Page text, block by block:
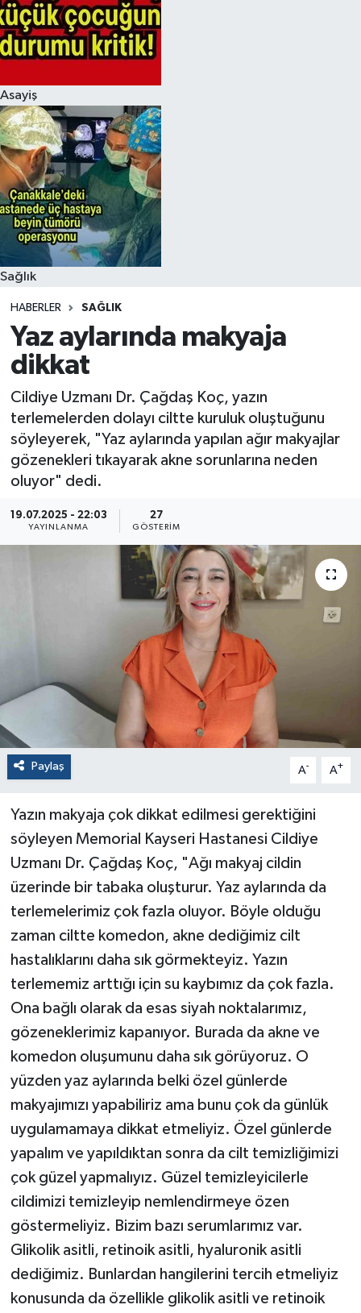
Asayiş
Sağlık
HABERLER SAĞLIK
Yaz aylarında makyaja
dikkat
Cildiye Uzmanı Dr. Çağdaş Koç, yazın
terlemelerden dolayı ciltte kuruluk oluştuğunu
söyleyerek, "Yaz aylarında yapılan ağır makyajlar
gözenekleri tıkayarak akne sorunlarına neden
oluyor" dedi.
19.07.2025 - 22:03
YAYINLANMA
27
GÖSTERIM
Paylaş A- A+
Yazın makyaja çok dikkat edilmesi gerektiğini
söyleyen Memorial Kayseri Hastanesi Cildiye
Uzmanı Dr. Çağdaş Koç, "Ağı makyaj cildin
üzerinde bir tabaka oluşturur. Yaz aylarında da
terlemelerimiz çok fazla oluyor. Böyle olduğu
zaman ciltte komedon, akne dediğimiz cilt
hastalıklarını daha sık görmekteyiz. Yazın
terlememiz arttığı için su kaybımız da çok fazla.
Ona bağlı olarak da esas siyah noktalarımız,
gözeneklerimiz kapanıyor. Burada da akne ve
komedon oluşumunu daha sık görüyoruz. O
yüzden yaz aylarında belki özel günlerde
makyajımızı yapabiliriz ama bunu çok da günlük
uygulamamaya dikkat etmeliyiz. Özel günlerde
yapalım ve yapıldıktan sonra da cilt temizliğimizi
çok güzel yapmalıyız. Güzel temizleyicilerle
cildimizi temizleyip nemlendirmeye özen
göstermeliyiz. Bizim bazı serumlarımız var.
Glikolik asitli, retinoik asitli, hyaluronik asitli
dediğimiz. Bunlardan hangilerini tercih etmeliyiz
konusunda da özellikle glikolik asitli ve retinoik